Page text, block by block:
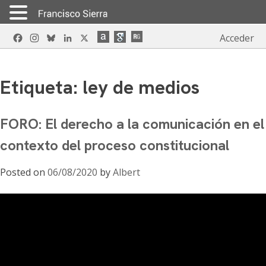
Skip
to
FacebookInstagram
BlueskyLinkedIn Acceder
Etiqueta: ley de medios
FORO: El derecho a la comunicación en el
contexto del proceso constitucional
Posted on 06/08/2020 byAlbert